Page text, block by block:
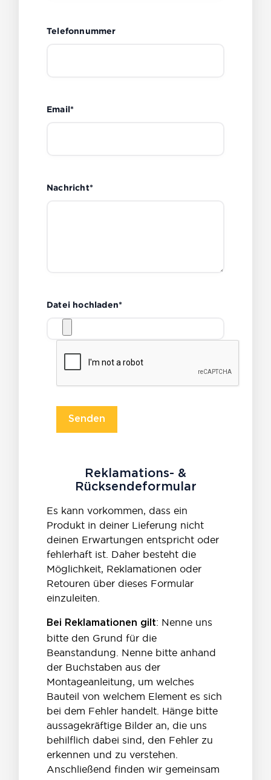
Telefonnummer
Email*
Nachricht*
Datei hochladen*
Reklamations- &
Rücksendeformular
Es kann vorkommen, dass ein
Produkt in deiner Lieferung nicht
deinen Erwartungen entspricht oder
fehlerhaft ist. Daher besteht die
Möglichkeit, Reklamationen oder
Retouren über dieses Formular
einzuleiten.
Bei Reklamationen gilt: Nenne uns
bitte den Grund für die
Beanstandung. Nenne bitte anhand
der Buchstaben aus der
Montageanleitung, um welches
Bauteil von welchem Element es sich
bei dem Fehler handelt. Hänge bitte
aussagekräftige Bilder an, die uns
behilflich dabei sind, den Fehler zu
erkennen und zu verstehen.
Anschließend finden wir gemeinsam